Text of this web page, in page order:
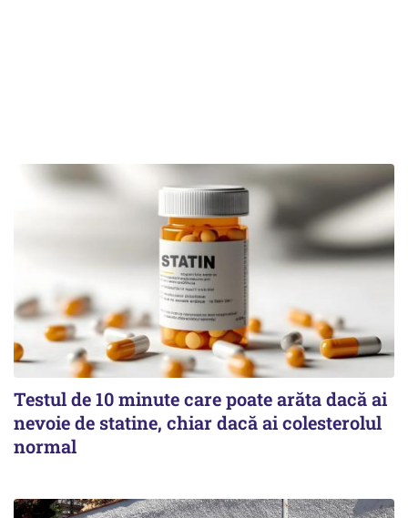
Testul de 10 minute care poate arăta dacă ai
nevoie de statine, chiar dacă ai colesterolul
normal